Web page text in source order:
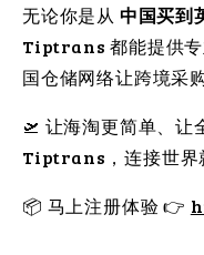
无论你是从 中国买到
Tiptrans 都能提供专
国仓储网络让跨境采
🛫 让海淘更简单、
Tiptrans，连接世界
📦 马上注册体验 👉